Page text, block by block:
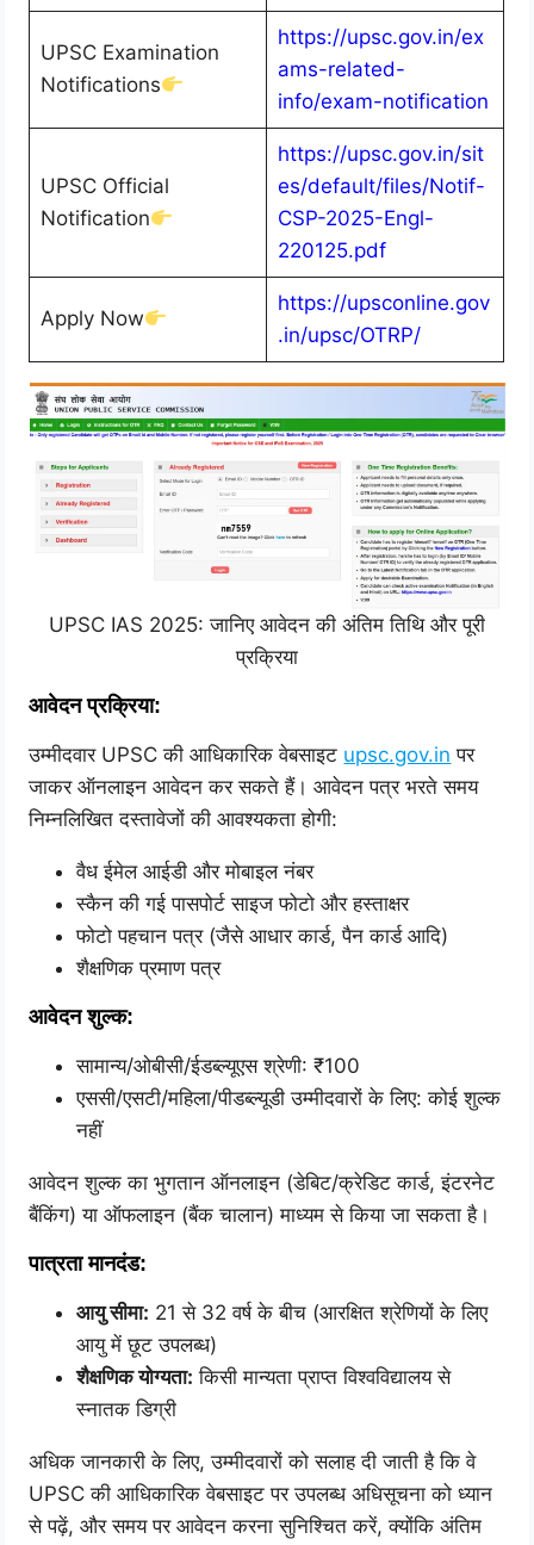
UPSC Examination
Notifications
https://upsc.gov.in/ex
ams-related-
info/exam-notification
UPSC Official
Notification
https://upsc.gov.in/sit
es/default/files/Notif-
CSP-2025-Engl-
220125.pdf
Apply Now
https://upsconline.gov
.in/upsc/OTRP/
UPSC IAS 2025: जानिए आवेदन की अंतिम तिथि और पूरी
प्रक्रिया
आवेदन प्रक्रिया:
उम्मीदवार UPSC की आधिकारिक वेबसाइट upsc.gov.in पर
जाकर ऑनलाइन आवेदन कर सकते हैं। आवेदन पत्र भरते समय
निम्नलिखित दस्तावेजों की आवश्यकता होगी:
वैध ईमेल आईडी और मोबाइल नंबर
स्कैन की गई पासपोर्ट साइज फोटो और हस्ताक्षर
फोटो पहचान पत्र (जैसे आधार कार्ड, पैन कार्ड आदि)
शैक्षणिक प्रमाण पत्र
आवेदन शुल्क:
सामान्य/ओबीसी/ईडब्ल्यूएस श्रेणी: ₹100
एससी/एसटी/महिला/पीडब्ल्यूडी उम्मीदवारों के लिए: कोई शुल्क
नहीं
आवेदन शुल्क का भुगतान ऑनलाइन (डेबिट/क्रेडिट कार्ड, इंटरनेट
बैंकिंग) या ऑफलाइन (बैंक चालान) माध्यम से किया जा सकता है।
पात्रता मानदंड:
आयु सीमा: 21 से 32 वर्ष के बीच (आरक्षित श्रेणियों के लिए
आयु में छूट उपलब्ध)
शैक्षणिक योग्यता: किसी मान्यता प्राप्त विश्वविद्यालय से
स्नातक डिग्री
अधिक जानकारी के लिए, उम्मीदवारों को सलाह दी जाती है कि वे
UPSC की आधिकारिक वेबसाइट पर उपलब्ध अधिसूचना को ध्यान
से पढ़ें, और समय पर आवेदन करना सुनिश्चित करें, क्योंकि अंतिम